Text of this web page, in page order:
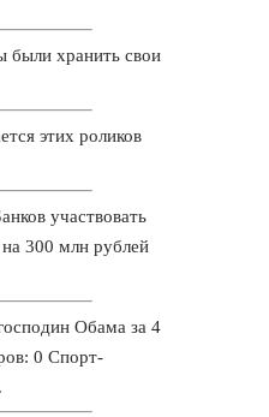
были хранить свои
этих роликов
участвовать
300 млн рублей
Обама за 4
0 Спорт-